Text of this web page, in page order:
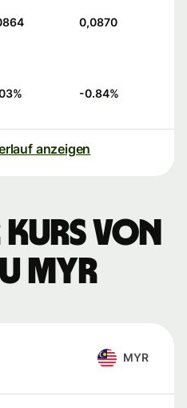
0,0870
% -0.84%
anzeigen
von
MYR
MYR